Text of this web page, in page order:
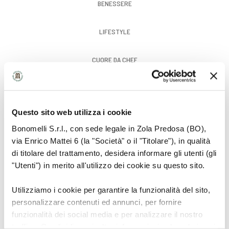
Questo sito web utilizza i cookie
Bonomelli S.r.l., con sede legale in Zola Predosa (BO),
via Enrico Mattei 6 (la "Società" o il "Titolare"), in qualità
di titolare del trattamento, desidera informare gli utenti (gli
"Utenti") in merito all'utilizzo dei cookie su questo sito.
Utilizziamo i cookie per garantire la funzionalità del sito,
personalizzare contenuti ed annunci, per fornire
funzionalità dei social media e per analizzare il nostro
BENESSERE
LIFESTYLE
CUORE DA CHEF